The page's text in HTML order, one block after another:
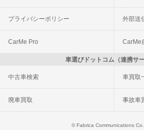
プライバシーポリシー 外部送
CarMe Pro CarMe
車選びドットコム（連携サー
中古車検索 車買取
廃車買取 事故車
© Fabrica Communications